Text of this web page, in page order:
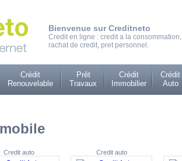
Bienvenue sur Creditneto
Credit en ligne : credit a la consommation,
rachat de credit, pret personnel.
Crédit
Renouvelable
Prêt
Travaux
Crédit
Immobilier
Crédit
Auto
Credit auto Credit auto